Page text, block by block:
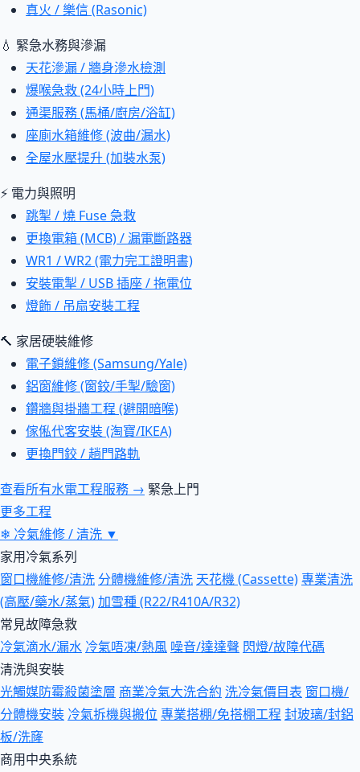
真火 / 樂信 (Rasonic)
💧 緊急水務與滲漏
天花滲漏 / 牆身滲水檢測
爆喉急救 (24小時上門)
通渠服務 (馬桶/廚房/浴缸)
座廁水箱維修 (波曲/漏水)
全屋水壓提升 (加裝水泵)
⚡ 電力與照明
跳掣 / 燒 Fuse 急救
更換電箱 (MCB) / 漏電斷路器
WR1 / WR2 (電力完工證明書)
安裝電掣 / USB 插座 / 拖電位
燈飾 / 吊扇安裝工程
🔨 家居硬裝維修
電子鎖維修 (Samsung/Yale)
鋁窗維修 (窗鉸/手掣/驗窗)
鑽牆與掛牆工程 (避開暗喉)
傢俬代客安裝 (淘寶/IKEA)
更換門鉸 / 趟門路軌
查看所有水電工程服務 → 緊急上門
更多工程
❄ 冷氣維修 / 清洗 ▼
家用冷氣系列
窗口機維修/清洗 分體機維修/清洗 天花機 (Cassette)專業清洗
(高壓/藥水/蒸氣)加雪種 (R22/R410A/R32)
常見故障急救
冷氣滴水/漏水 冷氣唔凍/熱風 噪音/達達聲 閃燈/故障代碼
清洗與安裝
光觸媒防霉殺菌塗層 商業冷氣大洗合約 洗冷氣價目表 窗口機/
分體機安裝 冷氣拆機與搬位 專業搭棚/免搭棚工程 封玻璃/封鋁
板/洗窿
商用中央系統